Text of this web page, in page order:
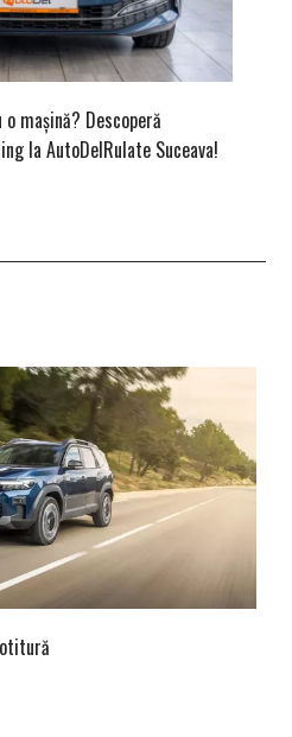
mașină? Descoperă
la AutoDelRulate Suceava!